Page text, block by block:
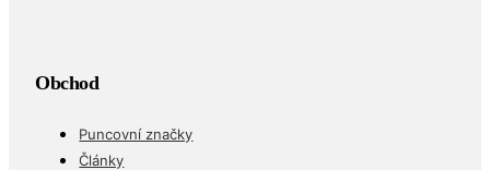
Obchod
Puncovní značky
Články